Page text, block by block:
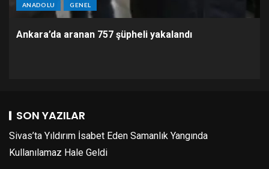
ANADOLU GENEL
Ankara’da aranan 757 şüpheli yakalandı
SON YAZILAR
Sivas’ta Yıldırım İsabet Eden Samanlık Yangında
Kullanılamaz Hale Geldi